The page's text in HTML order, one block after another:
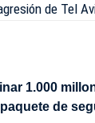
de Tel
1.000
de